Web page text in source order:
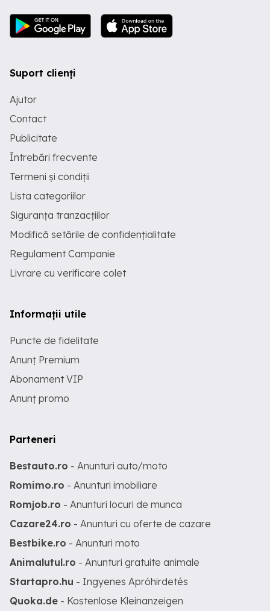
Suport clienți
Ajutor
Contact
Publicitate
Întrebări frecvente
Termeni și condiții
Lista categoriilor
Siguranța tranzacțiilor
Modifică setările de confidențialitate
Regulament Campanie
Livrare cu verificare colet
Informații utile
Puncte de fidelitate
Anunț Premium
Abonament VIP
Anunț promo
Parteneri
Bestauto.ro - Anunturi auto/moto
Romimo.ro - Anunturi imobiliare
Romjob.ro - Anunturi locuri de munca
Cazare24.ro - Anunturi cu oferte de cazare
Bestbike.ro - Anunturi moto
Animalutul.ro - Anunturi gratuite animale
Startapro.hu - Ingyenes Apróhirdetés
Quoka.de - Kostenlose Kleinanzeigen